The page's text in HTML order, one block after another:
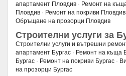
апартамент Пловдив · Ремонт на
Пловдив · Ремонт на покриви Пловдив
Обръщане на прозорци Пловдив
Строителни услуги за
Строителни услуги и вътрешни
апартамент Бургас · Ремонт на къща
Бургас · Ремонт на покриви Бургас ·
на прозорци Бургас